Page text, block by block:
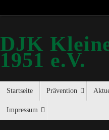
DJK
1951 e.V.
Startseite Prävention
Impressum